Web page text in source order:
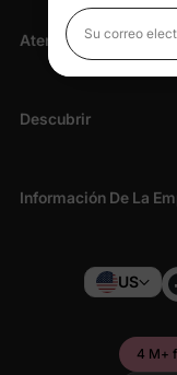
Atención Al Cliente
Descubrir
Información De La
US
4 M+
Su correo